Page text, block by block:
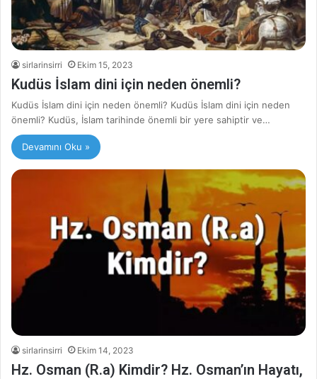
sirlarinsirri Ekim 15, 2023
Kudüs İslam dini için neden önemli?
Kudüs İslam dini için neden önemli? Kudüs İslam dini için neden
önemli? Kudüs, İslam tarihinde önemli bir yere sahiptir ve…
Devamını Oku »
sirlarinsirri Ekim 14, 2023
Hz. Osman (R.a) Kimdir? Hz. Osman’ın Hayatı,